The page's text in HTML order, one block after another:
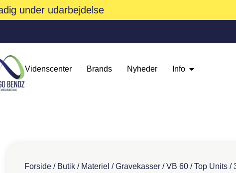
under udarbejdelse
Videnscenter Brands Nyheder Info
Forside / Butik / Materiel /Gravekasser /VB 60 /Top Units /